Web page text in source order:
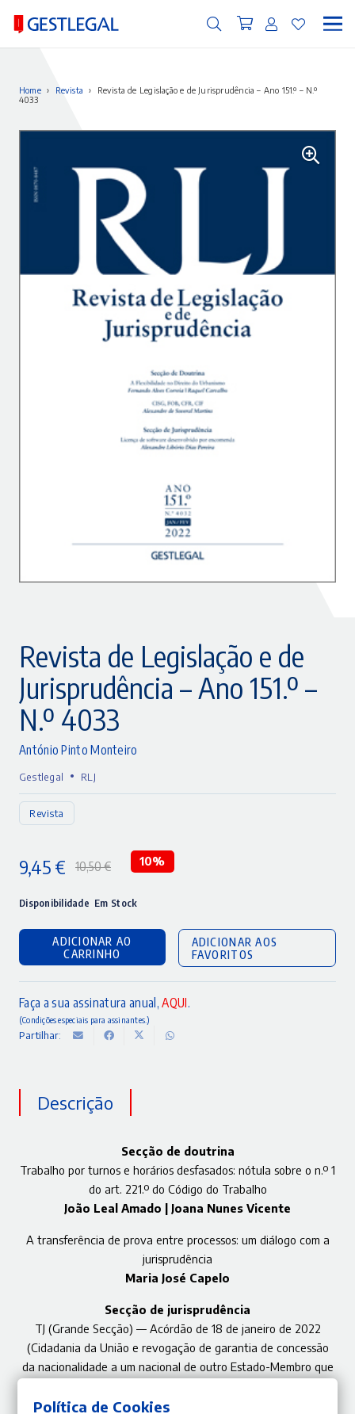
Home › Revista ›
Revista de Legislação e de Jurisprudência – Ano 151.º – N.º
4033
Revista de Legislação e de
Jurisprudência – Ano 151.º –
N.º 4033
António Pinto Monteiro
Gestlegal • RLJ
Revista
10,50€
preço
original
era:
10,50 €.
9,45 €
preço
atual
é:
9,45 €.
10%
Disponibilidade Em Stock
ADICIONAR AO
CARRINHO
ADICIONAR AOS
FAVORITOS
Faça a sua assinatura anual,AQUI.
(Condições especiais para assinantes.)
Partilhar:
Descrição
Secção de doutrina
Trabalho por turnos e horários desfasados: nótula sobre o n.º 1
do art. 221.º do Código do Trabalho
João Leal Amado | Joana Nunes Vicente
A transferência de prova entre processos: um diálogo com a
jurisprudência
Maria José Capelo
Secção de jurisprudência
TJ (Grande Secção) — Acórdão de 18 de janeiro de 2022
(Cidadania da União e revogação de garantia de concessão
da nacionalidade a um nacional de outro Estado-Membro que
naturalização)
Política de Cookies